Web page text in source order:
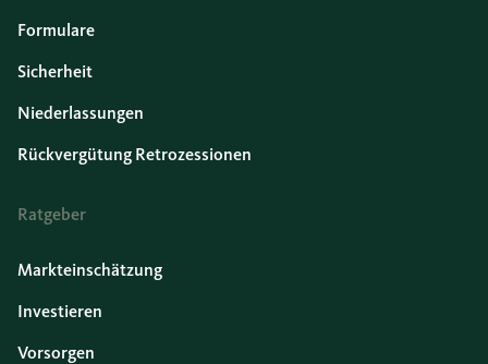
Formulare
Sicherheit
Niederlassungen
Rückvergütung Retrozessionen
Ratgeber
Markteinschätzung
Investieren
Vorsorgen